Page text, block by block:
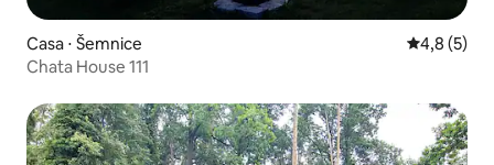
Casa ⋅ Šemnice 4,8 de
4,8 (5)
Chata House 111